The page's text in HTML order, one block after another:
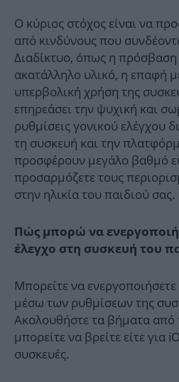
Ο κύριος στόχος είναι να
από κινδύνους που
Διαδίκτυο, όπως η πρόσβαση
ακατάλληλο υλικό, η επαφή
υπερβολική χρήση της
επηρεάσει την ψυχική και
ρυθμίσεις γονικού ελέγχου
τη συσκευή και την
προσφέρουν μεγάλο βαθμό
προσαρμόζετε τους
στην ηλικία του παιδιού σας.
Πώς μπορώ να
έλεγχο στη συσκευή του
Μπορείτε να
μέσω των ρυθμίσεων της
Ακολουθήστε τα βήματα από
μπορείτε να βρείτε είτε για
συσκευές.